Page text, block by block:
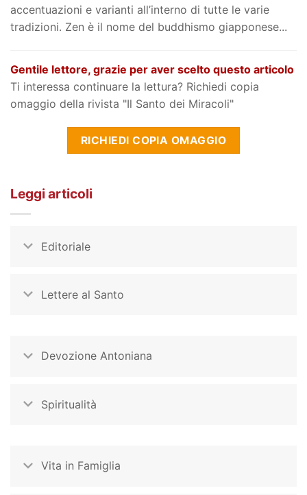
accentuazioni e varianti all’interno di tutte le varie
tradizioni. Zen è il nome del buddhismo giapponese...
Gentile lettore, grazie per aver scelto questo articolo
Ti interessa continuare la lettura? Richiedi copia
omaggio della rivista "Il Santo dei Miracoli"
RICHIEDI COPIA OMAGGIO
Leggi articoli
Editoriale
Lettere al Santo
Devozione Antoniana
Spiritualità
Vita in Famiglia